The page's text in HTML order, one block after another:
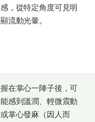
感，從特定角度可見明
顯流動光暈。
握在掌心一陣子後，可
能感到溫潤、輕微震動
或掌心發麻（因人而